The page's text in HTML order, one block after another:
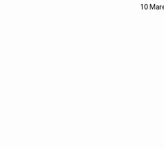
10